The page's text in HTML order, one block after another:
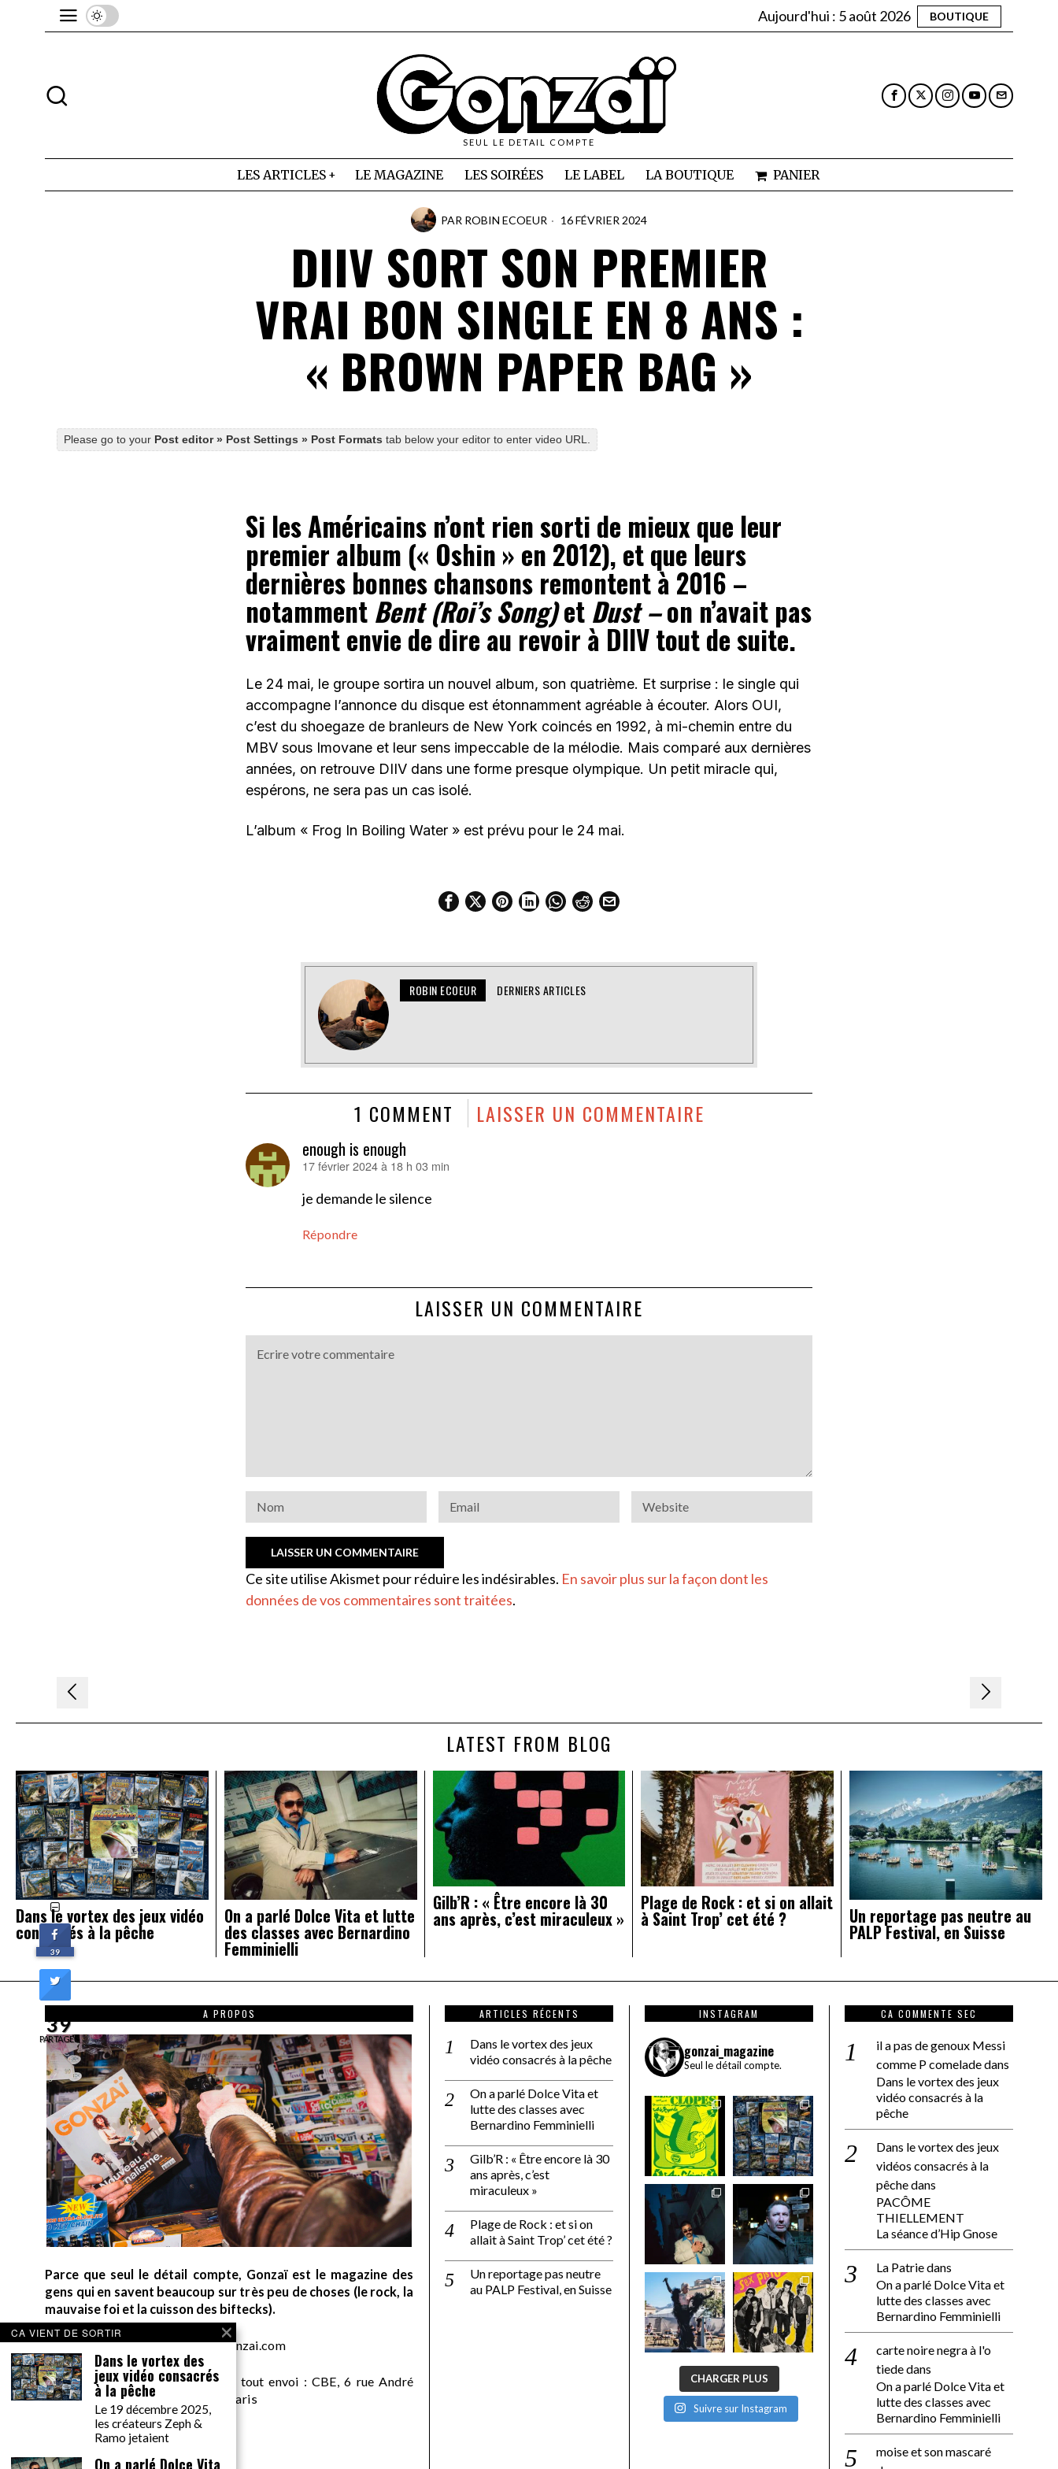
Aujourd'hui : 5 août 2026 BOUTIQUE
SEUL LE DETAIL COMPTE
LES ARTICLES LE MAGAZINE LES SOIRÉES LE LABEL LA BOUTIQUE PANIER
PAR ROBIN ECOEUR 16 FÉVRIER 2024
DIIV SORT SON PREMIER
VRAI BON SINGLE EN 8 ANS :
« BROWN PAPER BAG »
Please go to your Post editor » Post Settings » Post Formats tab below your editor to enter video URL.
Si les Américains n’ont rien sorti de mieux que leur
premier album (« Oshin » en 2012), et que leurs
dernières bonnes chansons remontent à 2016 –
notamment Bent (Roi’s Song)et Dust –on n’avait pas
vraiment envie de dire au revoir à DIIV tout de suite.
Le 24 mai, le groupe sortira un nouvel album, son quatrième. Et surprise : le single qui
accompagne l’annonce du disque est étonnamment agréable à écouter. Alors OUI,
c’est du shoegaze de branleurs de New York coincés en 1992, à mi-chemin entre du
MBV sous Imovane et leur sens impeccable de la mélodie. Mais comparé aux dernières
années, on retrouve DIIV dans une forme presque olympique. Un petit miracle qui,
espérons, ne sera pas un cas isolé.
L’album « Frog In Boiling Water » est prévu pour le 24 mai.
ROBIN ECOEUR DERNIERS ARTICLES
1 COMMENT LAISSER UN COMMENTAIRE
enough is enough
dit :
17 février 2024 à 18 h 03 min
je demande le silence
Répondre
LAISSER UN COMMENTAIRE
Ce site utilise Akismet pour réduire les indésirables. En savoir plus sur la façon dont les
données de vos commentaires sont traitées.
Navigation
de
LATEST FROM BLOG
Dans le vortex des jeux vidéo
consacrés à la pêche
On a parlé Dolce Vita et lutte
des classes avec Bernardino
Femminielli
Gilb’R : « Être encore là 30
ans après, c’est miraculeux »
Plage de Rock : et si on allait
à Saint Trop’ cet été ? Un reportage pas neutre au
PALP Festival, en Suisse
A PROPOS
Parce que seul le détail compte, Gonzaï est le magazine des
gens qui en savent beaucoup sur très peu de choses (le rock, la
mauvaise foi et la cuisson des biftecks).
desk AT gonzai.com
Edité par GONZAÏ MEDIA. Pour tout envoi : CBE, 6 rue André
Messager, pour GONZAÏ, 75018 Paris
ARTICLES RÉCENTS
Dans le vortex des jeux
vidéo consacrés à la pêche
On a parlé Dolce Vita et
lutte des classes avec
Bernardino Femminielli
Gilb’R : « Être encore là 30
ans après, c’est
miraculeux »
Plage de Rock : et si on
allait à Saint Trop’ cet été ?
Un reportage pas neutre
au PALP Festival, en Suisse
INSTAGRAM
gonzai_magazine
Seul le détail compte.
CHARGER PLUS
Suivre sur Instagram
CA COMMENTE SEC
il a pas de genoux Messi
comme P comeladedans
Dans le vortex des jeux
vidéo consacrés à la
pêche
Dans le vortex des jeux
vidéos consacrés à la
pêchedans
PACÔME
THIELLEMENT
La séance d’Hip Gnose
La Patriedans
On a parlé Dolce Vita et
lutte des classes avec
Bernardino Femminielli
carte noire negra à l'o
tiededans
On a parlé Dolce Vita et
lutte des classes avec
Bernardino Femminielli
moise et son mascaré
39
39
PARTAGES
CA VIENT DE SORTIR
Dans le vortex des
jeux vidéo consacrés
à la pêche
Le 19 décembre 2025,
les créateurs Zeph &
Ramo jetaient
On a parlé Dolce Vita